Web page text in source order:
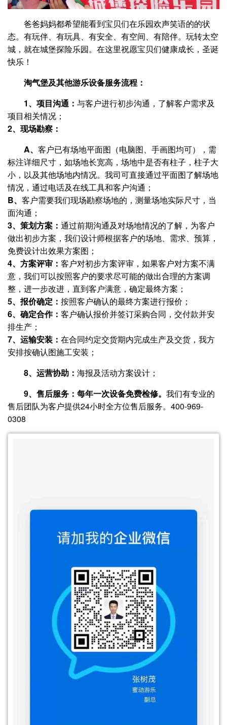
爸爸妈妈都希望能看到宝贝们在乐园欢声笑语的的状
态。有玩伴、有玩具、有安全、有空间、有陪伴。玩转太空
城，就在城堡探险乐园。在这里祝愿宝贝们健康成长，圣诞
快乐！
淘气堡及其他游乐设备服务流程：
1、项目沟通： 与客户进行初步沟通，了解客户需求及
项目相关情况；
2、现场勘察：
A、 客户已有场地平面图（电脑图、手画图均可），需
标注详细尺寸，如场地长宽高，场地中是否有柱子，柱子大
小，以及其他场地内情况。我司可直接通过平面图了解场地
情况，通过电话及在线工具和客户沟通；
B、 客户需要我们现场勘察场地的，测量场地实际尺寸，当
面沟通；
3、策划方案： 通过前期沟通及对场地情况的了解，为客户
做出初步方案，我们设计师根据客户的场地、需求、预算，
免费设计出效果方案图；
4、方案评审： 客户对初步方案评审，如果客户对方案不满
意，我们可以按照客户的要求尽可能的做出合理的方案调
整，进一步改进，直到客户满意，确定最终方案；
5、报价确定： 按照客户确认的最终方案进行报价；
6、确定合作： 客户确认报价并签订采购合同，交付款并安
排生产；
7、运输安装： 在合同约定交货期内完成生产及交货，我方
安排按确认图施工安装；
8、 运营协助 ： 海报及活动方案设计；
9、售后服务： 每年一次设备免费检修。 我们有专业的
售后团队为客户提供24小时全方位售后服务。400-969-
0308